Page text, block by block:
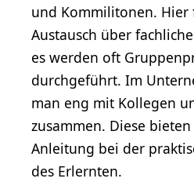
und Kommilitonen.
Austausch über
es werden oft
durchgeführt. Im
man eng mit Kollegen
zusammen. Diese
Anleitung bei der
des Erlernten.